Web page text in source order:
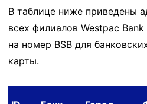
В таблице ниже приведены
всех филиалов Westpac
на номер BSB для
карты.